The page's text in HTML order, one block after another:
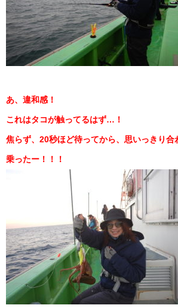
あ、違和感！
これはタコが触ってるはず…！
焦らず、20秒ほど待ってから、思いっきり合
乗ったー！！！